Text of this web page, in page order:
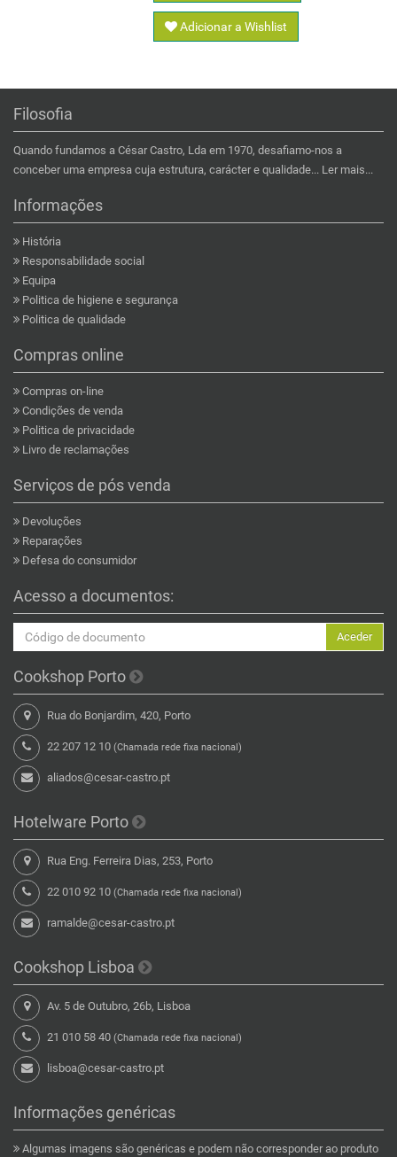
Adicionar a Wishlist
Filosofia
Quando fundamos a César Castro, Lda em 1970, desafiamo-nos a
conceber uma empresa cuja estrutura, carácter e qualidade... Ler mais...
Informações
História
Responsabilidade social
Equipa
Politica de higiene e segurança
Politica de qualidade
Compras online
Compras on-line
Condições de venda
Politica de privacidade
Livro de reclamações
Serviços de pós venda
Devoluções
Reparações
Defesa do consumidor
Acesso a documentos:
Aceder
Cookshop Porto
Rua do Bonjardim, 420, Porto
22 207 12 10 (Chamada rede fixa nacional)
aliados@cesar-castro.pt
Hotelware Porto
Rua Eng. Ferreira Dias, 253, Porto
22 010 92 10 (Chamada rede fixa nacional)
ramalde@cesar-castro.pt
Cookshop Lisboa
Av. 5 de Outubro, 26b, Lisboa
21 010 58 40 (Chamada rede fixa nacional)
lisboa@cesar-castro.pt
Informações genéricas
Algumas imagens são genéricas e podem não corresponder ao produto